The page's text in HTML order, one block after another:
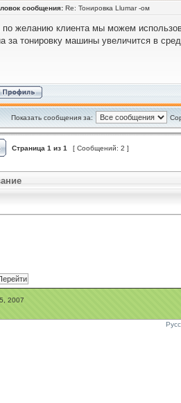
сообщения: Re: Тонировка Llumar -ом
желанию клиента мы можем
за тонировку машины увеличится в
Показать сообщения за:
Страница 1 из 1 [ Сообщений: 2 ]
2007